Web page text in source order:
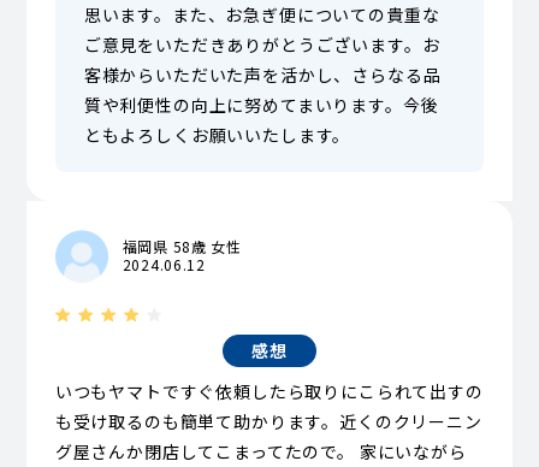
思います。また、お急ぎ便についての貴重な
ご意見をいただきありがとうございます。お
客様からいただいた声を活かし、さらなる品
質や利便性の向上に努めてまいります。今後
ともよろしくお願いいたします。
福岡県 58歳 女性
2024.06.12
感想
いつもヤマトですぐ依頼したら取りにこられて出すの
も受け取るのも簡単て助かります。近くのクリーニン
グ屋さんか閉店してこまってたので。 家にいながら